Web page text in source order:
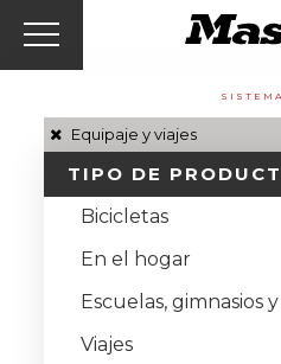
Ir al contenido
Equipaje y viajes
TIPO DE
Bicicletas
En el hogar
Escuelas, gimnasios
Viajes